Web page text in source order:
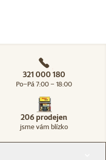
321 000 180
Po–Pá 7:00 – 18:00
206 prodejen
jsme vám blízko